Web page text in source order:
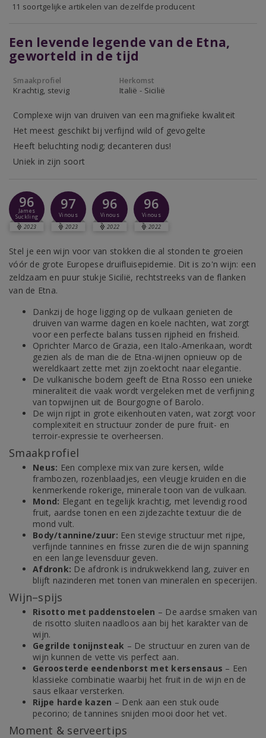
11 soortgelijke artikelen van dezelfde producent
Een levende legende van de Etna,
geworteld in de tijd
Smaakprofiel
Krachtig, stevig
Herkomst
Italië - Sicilië
Complexe wijn van druiven van een magnifieke kwaliteit
Het meest geschikt bij verfijnd wild of gevogelte
Heeft beluchting nodig; decanteren dus!
Uniek in zijn soort
96
James
Suckling
2023
97
Vinous
2023
96
Vinous
2022
96
Vinous
2022
Stel je een wijn voor van stokken die al stonden te groeien
vóór de grote Europese druifluisepidemie. Dit is zo'n wijn: een
zeldzaam en puur stukje Sicilië, rechtstreeks van de flanken
van de Etna.
Dankzij de hoge ligging op de vulkaan genieten de
druiven van warme dagen en koele nachten, wat zorgt
voor een perfecte balans tussen rijpheid en frisheid.
Oprichter Marco de Grazia, een Italo-Amerikaan, wordt
gezien als de man die de Etna-wijnen opnieuw op de
wereldkaart zette met zijn zoektocht naar elegantie.
De vulkanische bodem geeft de Etna Rosso een unieke
mineraliteit die vaak wordt vergeleken met de verfijning
van topwijnen uit de Bourgogne of Barolo.
De wijn rijpt in grote eikenhouten vaten, wat zorgt voor
complexiteit en structuur zonder de pure fruit- en
terroir-expressie te overheersen.
Smaakprofiel
Neus: Een complexe mix van zure kersen, wilde
frambozen, rozenblaadjes, een vleugje kruiden en die
kenmerkende rokerige, minerale toon van de vulkaan.
Mond: Elegant en tegelijk krachtig, met levendig rood
fruit, aardse tonen en een zijdezachte textuur die de
mond vult.
Body/tannine/zuur: Een stevige structuur met rijpe,
verfijnde tannines en frisse zuren die de wijn spanning
en een lange levensduur geven.
Afdronk: De afdronk is indrukwekkend lang, zuiver en
blijft nazinderen met tonen van mineralen en specerijen.
Wijn–spijs
Risotto met paddenstoelen – De aardse smaken van
de risotto sluiten naadloos aan bij het karakter van de
wijn.
Gegrilde tonijnsteak – De structuur en zuren van de
wijn kunnen de vette vis perfect aan.
Geroosterde eendenborst met kersensaus – Een
klassieke combinatie waarbij het fruit in de wijn en de
saus elkaar versterken.
Rijpe harde kazen – Denk aan een stuk oude
pecorino; de tannines snijden mooi door het vet.
Moment & serveertips